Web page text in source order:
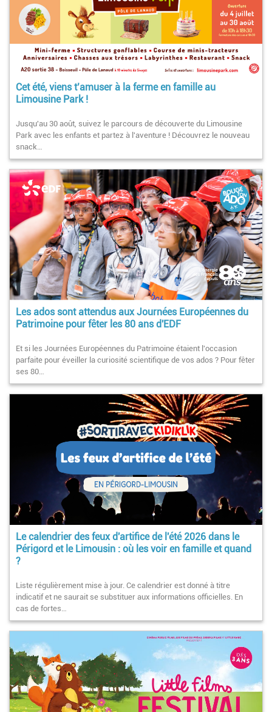
Cet été, viens t’amuser à la ferme en famille au
Limousine Park !
Jusqu'au 30 août, suivez le parcours de découverte du Limousine
Park avec les enfants et partez à l'aventure ! Découvrez le nouveau
snack…
Les ados sont attendus aux Journées Européennes du
Patrimoine pour fêter les 80 ans d'EDF
Et si les Journées Européennes du Patrimoine étaient l'occasion
parfaite pour éveiller la curiosité scientifique de vos ados ? Pour fêter
ses 80…
Le calendrier des feux d'artifice de l'été 2026 dans le
Périgord et le Limousin : où les voir en famille et quand
?
Liste régulièrement mise à jour. Ce calendrier est donné à titre
indicatif et ne saurait se substituer aux informations officielles. En
cas de fortes…